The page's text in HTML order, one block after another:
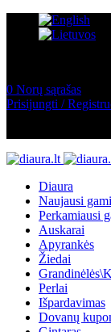
0 Norų sąrašas
Prisijungti /
Diaura
Naujausi
Perkamiausi
Auskarai
Apyrankės
Žiedai
Perlai
Išpardavimas
Dovanų